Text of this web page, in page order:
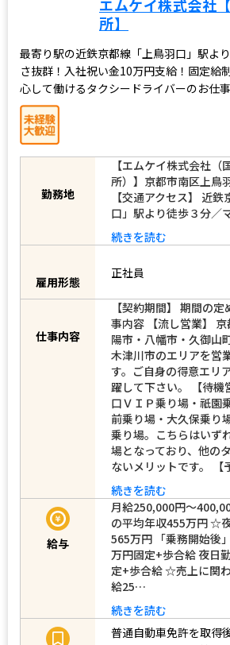
エムケイ株式会社
所】
最寄り駅の近鉄京都線「上鳥羽口」駅よ
さ抜群！入社祝い金10万円支給！固定給
心して働けるタクシードライバーのお仕事
【エムケイ株式会社（
所）】京都市南区上鳥
口」駅より徒歩３分／
続きを読む
正社員
【契約期間】 期間の定
事内容 【流し営業】 京
陽市・八幡市・久御山
木津川市のエリアを営
す。ご自身の得意エリ
躍して下さい。 【待機
口ＶＩＰ乗り場・祇園
前乗り場・大久保乗り
乗り場。こちらはいず
ないメリットです。
続きを読む
月給250,000円～
の平均年収455万円 ☆
565万円 「乗務開始後
万円固定+歩合給 夜日
給25…
続きを読む